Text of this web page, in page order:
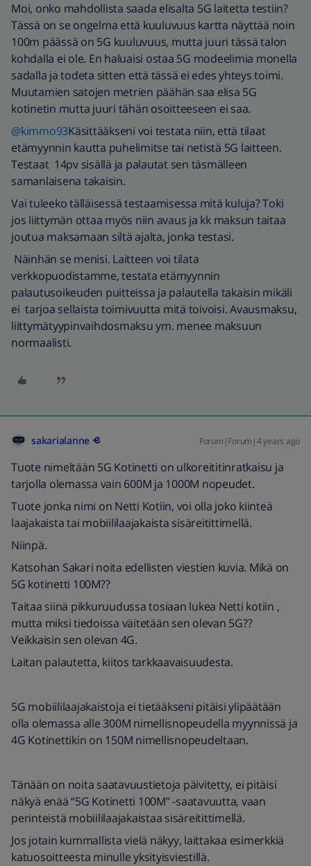
Moi, onko mahdollista saada elisalta 5G laitetta testiin?
Tässä on se ongelma että kuuluvuus kartta näyttää noin
100m päässä on 5G kuuluvuus, mutta juuri tässä talon
kohdalla ei ole. En haluaisi ostaa 5G modeelimia monella
sadalla ja todeta sitten että tässä ei edes yhteys toimi.
Muutamien satojen metrien päähän saa elisa 5G
kotinetin mutta juuri tähän osoitteeseen ei saa.
@kimmo93Käsittääkseni voi testata niin, että tilaat
etämyynnin kautta puhelimitse tai netistä 5G laitteen.
Testaat 14pv sisällä ja palautat sen täsmälleen
samanlaisena takaisin.
Vai tuleeko tälläisessä testaamisessa mitä kuluja? Toki
jos liittymän ottaa myös niin avaus ja kk maksun taitaa
joutua maksamaan siltä ajalta, jonka testasi.
Näinhän se menisi. Laitteen voi tilata
verkkopuodistamme, testata etämyynnin
palautusoikeuden puitteissa ja palautella takaisin mikäli
ei tarjoa sellaista toimivuutta mitä toivoisi. Avausmaksu,
liittymätyypinvaihdosmaksu ym. menee maksuun
normaalisti.
sakarialanne Forum|Forum|4 years ago
Tuote nimeltään 5G Kotinetti on ulkoreititinratkaisu ja
tarjolla olemassa vain 600M ja 1000M nopeudet.
Tuote jonka nimi on Netti Kotiin, voi olla joko kiinteä
laajakaista tai mobiililaajakaista sisäreitittimellä.
Niinpä.
Katsohan Sakari noita edellisten viestien kuvia. Mikä on
5G kotinetti 100M??
Taitaa siinä pikkuruudussa tosiaan lukea Netti kotiin ,
mutta miksi tiedoissa väitetään sen olevan 5G??
Veikkaisin sen olevan 4G.
Laitan palautetta, kiitos tarkkaavaisuudesta.
5G mobiililaajakaistoja ei tietääkseni pitäisi ylipäätään
olla olemassa alle 300M nimellisnopeudella myynnissä ja
4G Kotinettikin on 150M nimellisnopeudeltaan.
Tänään on noita saatavuustietoja päivitetty, ei pitäisi
näkyä enää “5G Kotinetti 100M” -saatavuutta, vaan
perinteistä mobiililaajakaistaa sisäreitittimellä.
Jos jotain kummallista vielä näkyy, laittakaa esimerkkiä
katuosoitteesta minulle yksityisviestillä.